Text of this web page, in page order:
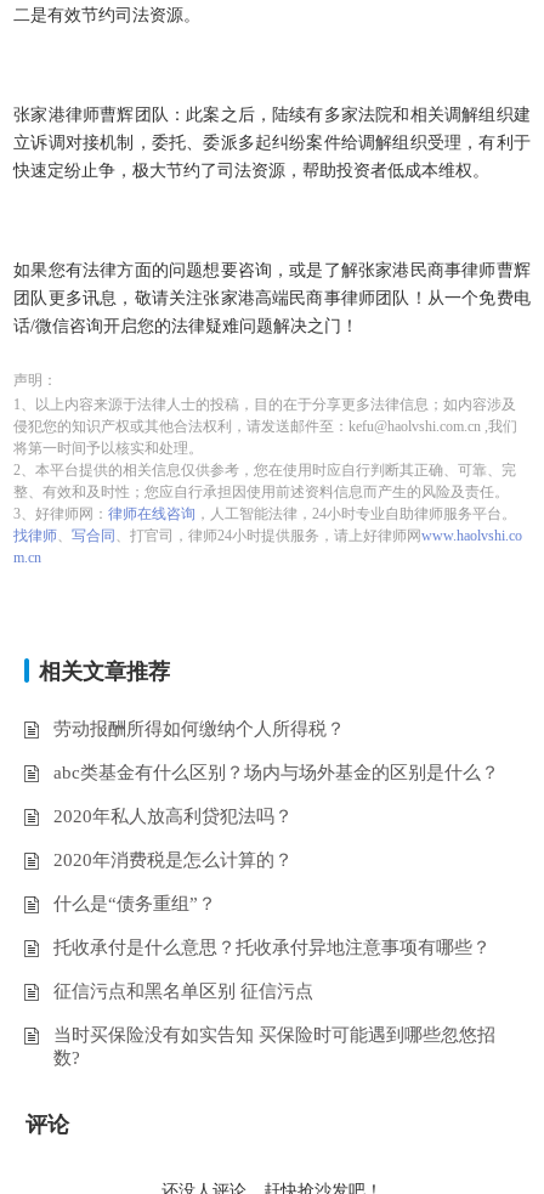
二是有效节约司法资源。
张家港律师曹辉团队：此案之后，陆续有多家法院和相关调解组织建
立诉调对接机制，委托、委派多起纠纷案件给调解组织受理，有利于
快速定纷止争，极大节约了司法资源，帮助投资者低成本维权。
如果您有法律方面的问题想要咨询，或是了解张家港民商事律师曹辉
团队更多讯息，敬请关注张家港高端民商事律师团队！从一个免费电
话/微信咨询开启您的法律疑难问题解决之门！
声明：
1、以上内容来源于法律人士的投稿，目的在于分享更多法律信息；如内容涉及
侵犯您的知识产权或其他合法权利，请发送邮件至：kefu@haolvshi.com.cn ,我们
将第一时间予以核实和处理。
2、本平台提供的相关信息仅供参考，您在使用时应自行判断其正确、可靠、完
整、有效和及时性；您应自行承担因使用前述资料信息而产生的风险及责任。
3、好律师网：律师在线咨询 ，人工智能法律，24小时专业自助律师服务平台。
找律师、写合同 、打官司，律师24小时提供服务，请上好律师网www.haolvshi.co
m.cn
相关文章推荐
劳动报酬所得如何缴纳个人所得税？
abc类基金有什么区别？场内与场外基金的区别是什么？
2020年私人放高利贷犯法吗？
2020年消费税是怎么计算的？
什么是“债务重组”？
托收承付是什么意思？托收承付异地注意事项有哪些？
征信污点和黑名单区别 征信污点
当时买保险没有如实告知 买保险时可能遇到哪些忽悠招
数?
评论